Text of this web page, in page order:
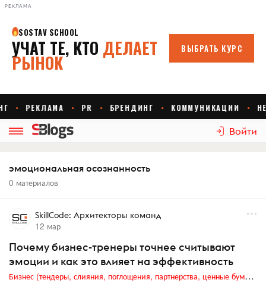
РЕКЛАМА
Войти
эмоциональная осознанность
0 материалов
SkillCode: Архитекторы команд
12 мар
Почему бизнес-тренеры точнее считывают
эмоции и как это влияет на эффективность
Бизнес (тендеры, слияния, поглощения, партнерства, ценные бумаги, акционеры, финансы и отчетность)